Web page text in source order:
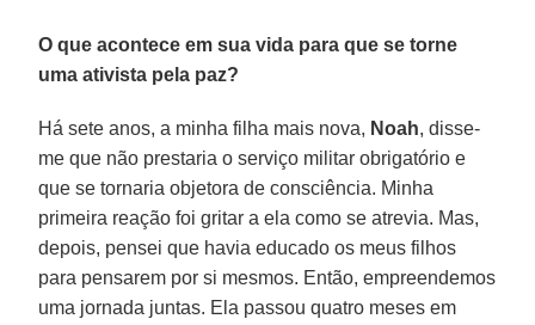
O que acontece em sua vida para que se torne
uma ativista pela paz?
Há sete anos, a minha filha mais nova, Noah, disse-
me que não prestaria o serviço militar obrigatório e
que se tornaria objetora de consciência. Minha
primeira reação foi gritar a ela como se atrevia. Mas,
depois, pensei que havia educado os meus filhos
para pensarem por si mesmos. Então, empreendemos
uma jornada juntas. Ela passou quatro meses em